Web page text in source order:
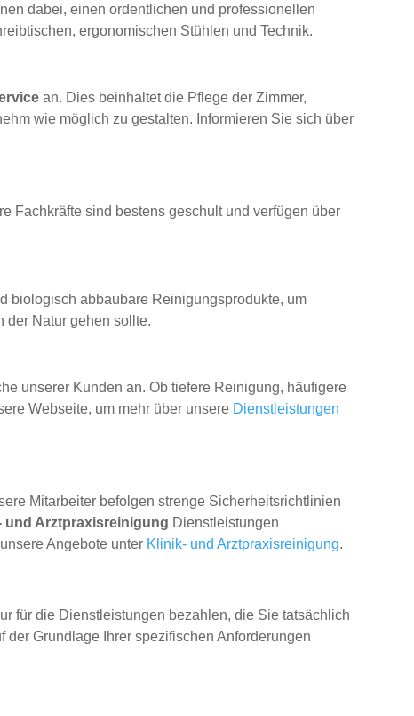
dabei, einen ordentlichen und professionellen
ergonomischen Stühlen und Technik.
an. Dies beinhaltet die Pflege der Zimmer,
wie möglich zu gestalten. Informieren Sie sich über
Fachkräfte sind bestens geschult und verfügen über
biologisch abbaubare Reinigungsprodukte, um
der Natur gehen sollte.
unserer Kunden an. Ob tiefere Reinigung, häufigere
Webseite, um mehr über unsere Dienstleistungen
Mitarbeiter befolgen strenge Sicherheitsrichtlinien
und Arztpraxisreinigung Dienstleistungen
Angebote unter Klinik- und Arztpraxisreinigung.
für die Dienstleistungen bezahlen, die Sie tatsächlich
Grundlage Ihrer spezifischen Anforderungen